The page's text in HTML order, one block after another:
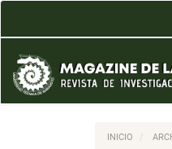
Contenido
principal
Barra
lateral
INICIO